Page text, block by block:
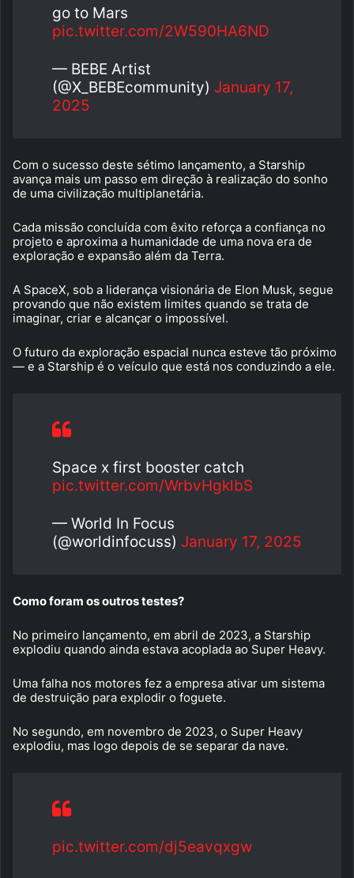
go to Mars
pic.twitter.com/2W590HA6ND
— BEBE Artist
(@X_BEBEcommunity) January 17,
2025
Com o sucesso deste sétimo lançamento, a Starship
avança mais um passo em direção à realização do sonho
de uma civilização multiplanetária.
Cada missão concluída com êxito reforça a confiança no
projeto e aproxima a humanidade de uma nova era de
exploração e expansão além da Terra.
A SpaceX, sob a liderança visionária de Elon Musk, segue
provando que não existem limites quando se trata de
imaginar, criar e alcançar o impossível.
O futuro da exploração espacial nunca esteve tão próximo
— e a Starship é o veículo que está nos conduzindo a ele.
Space x first booster catch
pic.twitter.com/WrbvHgklbS
— World In Focus
(@worldinfocuss) January 17, 2025
Como foram os outros testes?
No primeiro lançamento, em abril de 2023, a Starship
explodiu quando ainda estava acoplada ao Super Heavy.
Uma falha nos motores fez a empresa ativar um sistema
de destruição para explodir o foguete.
No segundo, em novembro de 2023, o Super Heavy
explodiu, mas logo depois de se separar da nave.
pic.twitter.com/dj5eavqxgw